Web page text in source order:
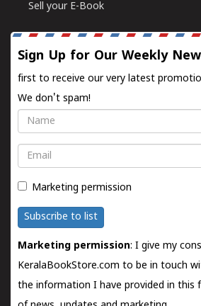
Sell your E-Book
Sign Up for Our Weekly
first to receive our very latest
We don't spam!
Name
Email
Marketing permission
Subscribe to list
Marketing permission: I give my
KeralaBookStore.com to be in touch
the information I have provided in this